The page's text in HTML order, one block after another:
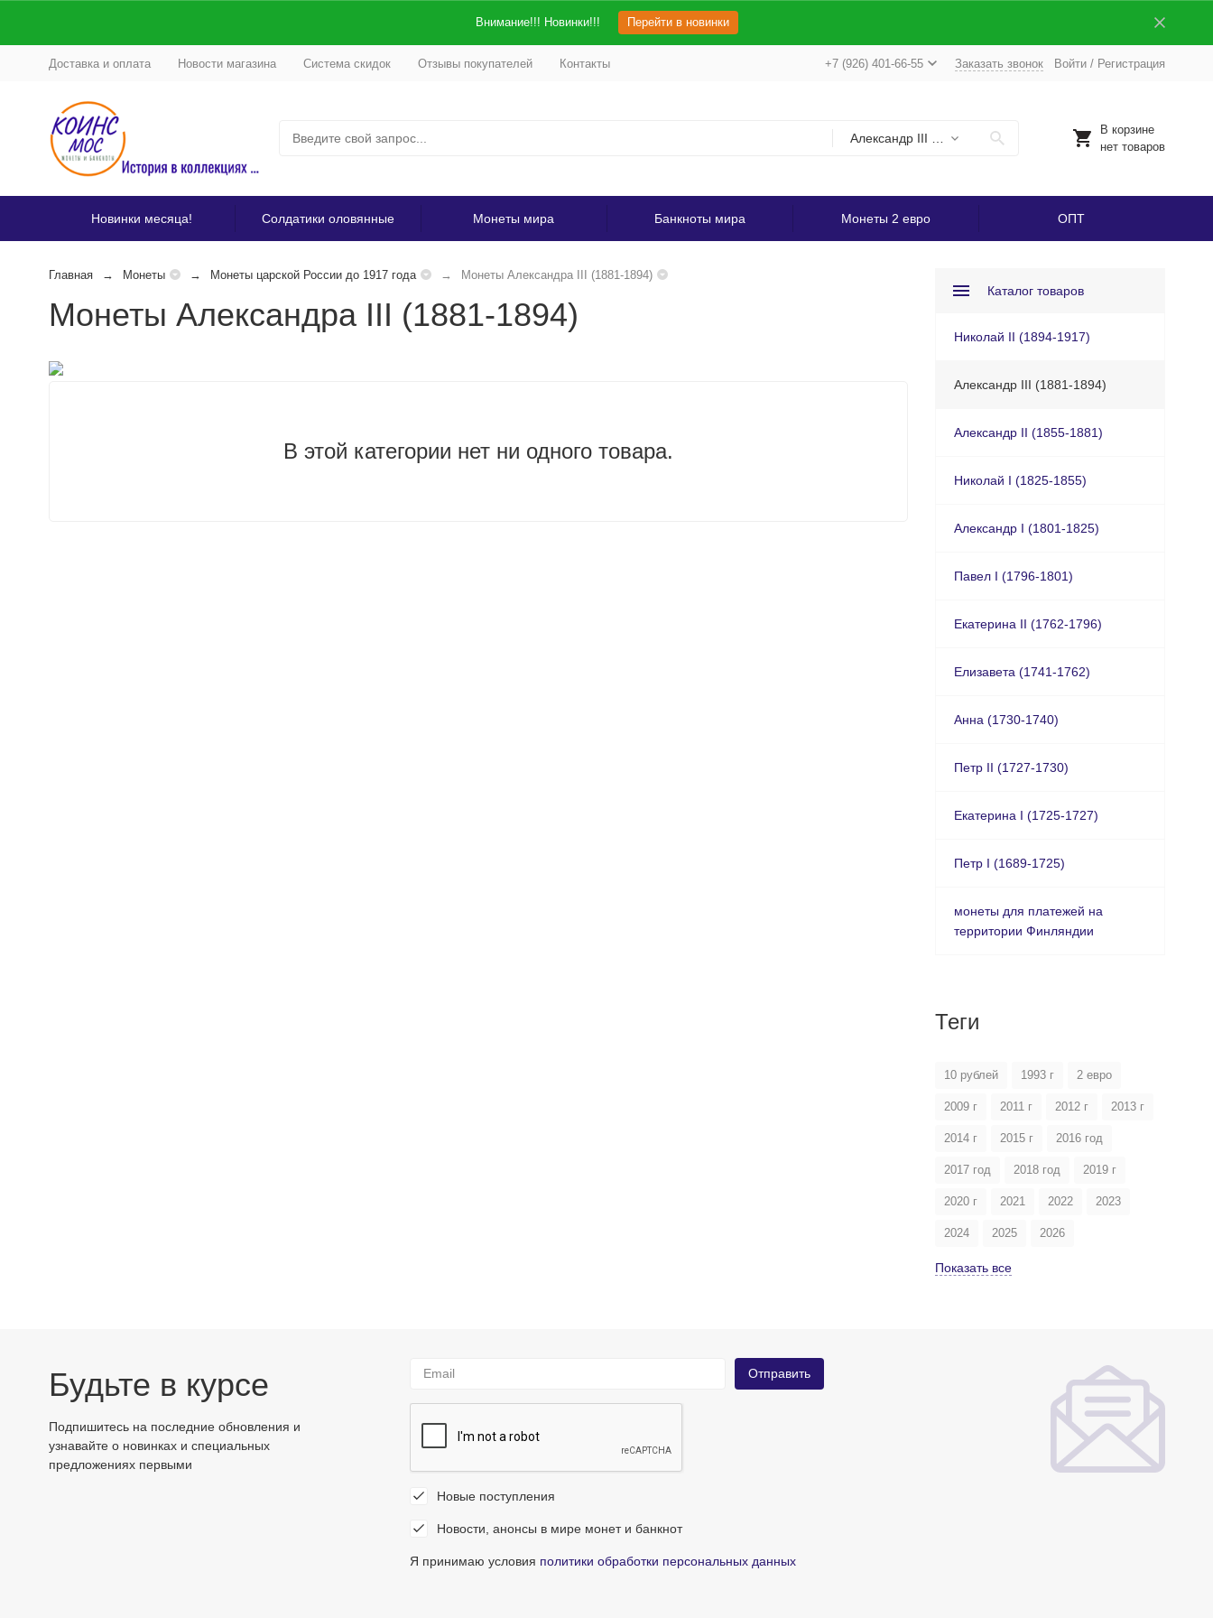
Внимание!!! Новинки!!! Перейти в новинки
Доставка и оплата Новости магазина Система скидок Отзывы покупателей Контакты +7 (926) 401-66-55 Заказать звонок Войти/ Регистрация
В корзине
нет товаров
Новинки месяца! Солдатики оловянные Монеты мира Банкноты мира Монеты 2 евро ОПТ
Главная Монеты Монеты царской России до 1917 года Монеты Александра III (1881-1894)
Монеты Александра III (1881-1894)
В этой категории нет ни одного товара.
Каталог товаров
Николай II (1894-1917)
Александр III (1881-1894)
Александр II (1855-1881)
Николай I (1825-1855)
Александр I (1801-1825)
Павел I (1796-1801)
Екатерина II (1762-1796)
Елизавета (1741-1762)
Анна (1730-1740)
Петр II (1727-1730)
Екатерина I (1725-1727)
Петр I (1689-1725)
монеты для платежей на
территории Финляндии
Теги
10 рублей 1993 г 2 евро
2009 г 2011 г 2012 г 2013 г
2014 г 2015 г 2016 год
2017 год 2018 год 2019 г
2020 г 2021 2022 2023
2024 2025 2026
Показать все
Будьте в курсе
Подпишитесь на последние обновления и
узнавайте о новинках и специальных
предложениях первыми
Новые поступления
Новости, анонсы в мире монет и банкнот
Я принимаю условия политики обработки персональных данных